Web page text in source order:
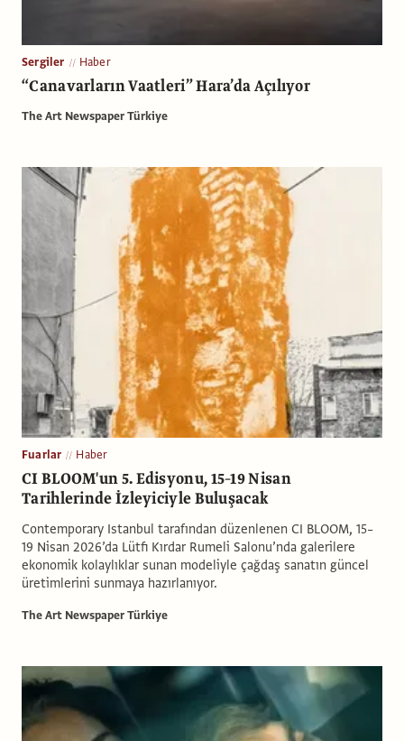
Sergiler Haber
“Canavarların Vaatleri” Hara’da Açılıyor
The Art Newspaper Türkiye
Fuarlar Haber
CI BLOOM'un 5. Edisyonu, 15–19 Nisan
Tarihlerinde İzleyiciyle Buluşacak
Contemporary Istanbul tarafından düzenlenen CI BLOOM, 15–
19 Nisan 2026’da Lütfi Kırdar Rumeli Salonu’nda galerilere
ekonomik kolaylıklar sunan modeliyle çağdaş sanatın güncel
üretimlerini sunmaya hazırlanıyor.
The Art Newspaper Türkiye